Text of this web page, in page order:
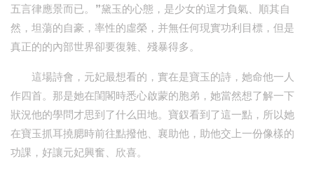
五言律應景而已。”黛玉的心態，是少女的逞才負氣、順其自
然，坦蕩的自豪，率性的虛榮，并無任何現實功利目標，但是
真正的的內部世界卻要復雜、殘暴得多。
這場詩會，元妃最想看的，實在是寶玉的詩，她命他一人
作四首。那是她在閨閣時悉心啟蒙的胞弟，她當然想了解一下
狀況他的學問才思到了什么田地。寶釵看到了這一點，所以她
在寶玉抓耳撓腮時前往點撥他、襄助他，助他交上一份像樣的
功課，好讓元妃興奮、欣喜。